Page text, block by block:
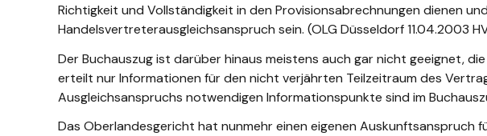
Richtigkeit und Vollständigkeit in den Provisionsabrechnungen dienen
Handelsvertreterausgleichsanspruch sein. (OLG Düsseldorf 11.04.2003
Der Buchauszug ist darüber hinaus meistens auch gar nicht geeignet,
erteilt nur Informationen für den nicht verjährten Teilzeitraum des
Ausgleichsanspruchs notwendigen Informationspunkte sind im
Das Oberlandesgericht hat nunmehr einen eigenen Auskunftsanspruch